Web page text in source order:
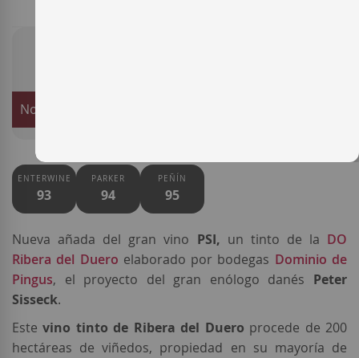
Notificarme cuando este producto vuelva a stock
ENTERWINE
93
PARKER
94
PEÑÍN
95
Nueva añada del gran vino PSI, un tinto de la DO
Ribera del Duero elaborado por bodegas Dominio de
Pingus, el proyecto del gran enólogo danés Peter
Sisseck.
Estevino tinto de Ribera del Duero procede de 200
hectáreas de viñedos, propiedad en su mayoría de